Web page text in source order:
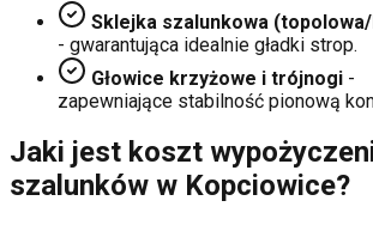
Sklejka szalunkowa
- gwarantująca idealnie gładki strop.
Głowice krzyżowe i trójnogi -
zapewniające stabilność pionową
Jaki jest koszt
szalunków w Kopciowice?